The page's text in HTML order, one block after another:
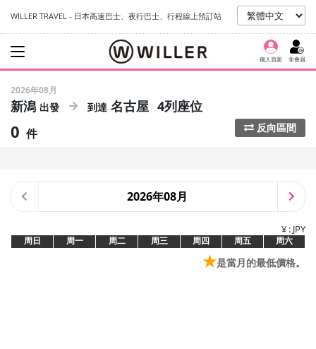
WILLER TRAVEL - 日本高速巴士、夜行巴士、行程線上預訂站
個人頁面 非會員
2026年08月
新潟 名古屋 4列座位
0 件 反向區間
2026年08月
¥ : JPY
周日 周一 周二 周三 周四 周五 周六
★是當月的最低價格。